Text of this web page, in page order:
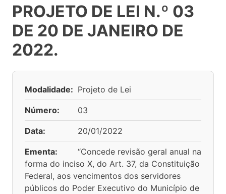
PROJETO DE LEI N.º 03
DE 20 DE JANEIRO DE
2022.
Modalidade: Projeto de Lei
Número: 03
Data: 20/01/2022
Ementa:
“Concede revisão geral anual na
forma do inciso X, do Art. 37, da Constituição
Federal, aos vencimentos dos servidores
públicos do Poder Executivo do Município de